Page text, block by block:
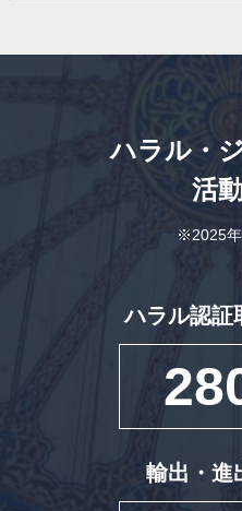
ハラル・
活
※2025
ハラル認証
輸出・進